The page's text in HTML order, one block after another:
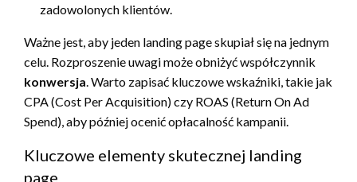
zadowolonych klientów.
Ważne jest, aby jeden landing page skupiał się na jednym
celu. Rozproszenie uwagi może obniżyć współczynnik
konwersja. Warto zapisać kluczowe wskaźniki, takie jak
CPA (Cost Per Acquisition) czy ROAS (Return On Ad
Spend), aby później ocenić opłacalność kampanii.
Kluczowe elementy skutecznej landing
page